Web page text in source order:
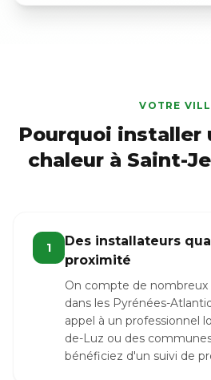
VOTRE
Pourquoi installer
chaleur à Saint-
1
Des installateurs
proximité
On compte de nombreux
dans les Pyrénées-
appel à un professionnel
de-Luz ou des
bénéficiez d'un suivi de